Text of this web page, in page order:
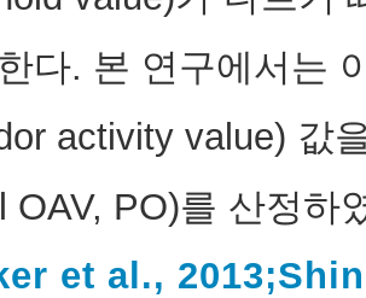
다. 본 연구에서는
activity value) 값
OAV, PO)를 산정하
et al., 2013;